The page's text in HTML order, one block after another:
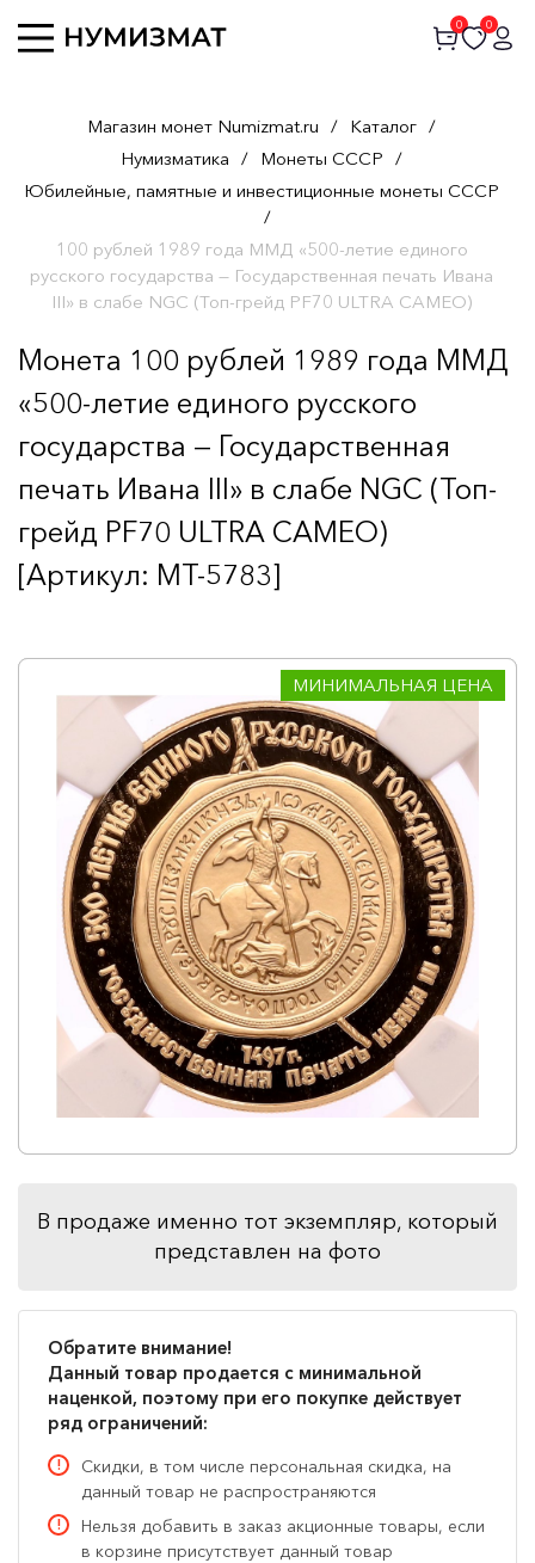
0 0
Магазин монет Numizmat.ru / Каталог /
Нумизматика / Монеты СССР /
Юбилейные, памятные и инвестиционные монеты СССР
/
100 рублей 1989 года ММД «500-летие единого
русского государства — Государственная печать Ивана
III» в слабе NGC (Топ-грейд PF70 ULTRA CAMEO)
Монета 100 рублей 1989 года ММД
«500-летие единого русского
государства — Государственная
печать Ивана III» в слабе NGC (Топ-
грейд PF70 ULTRA CAMEO)
[Артикул: MT-5783]
МИНИМАЛЬНАЯ ЦЕНА
В продаже именно тот экземпляр, который
представлен на фото
Обратите внимание!
Данный товар продается с минимальной
наценкой, поэтому при его покупке действует
ряд ограничений:
Скидки, в том числе персональная скидка, на
данный товар не распространяются
Нельзя добавить в заказ акционные товары, если
в корзине присутствует данный товар